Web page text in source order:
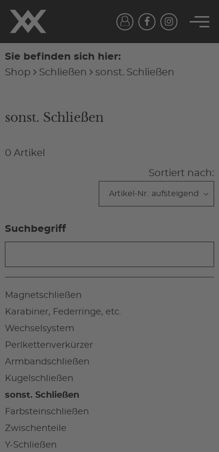
Sie befinden sich hier:
Shop
Schließen sonst. Schließen
sonst. Schließen
0 Artikel
Sortiert nach:
Suchbegriff
Magnetschließen
Karabiner, Federringe, etc.
Wechselsystem
Perlkettenverkürzer
Armbandschließen
Kugelschließen
sonst. Schließen
Farbsteinschließen
Zwischenteile
Y-Schließen